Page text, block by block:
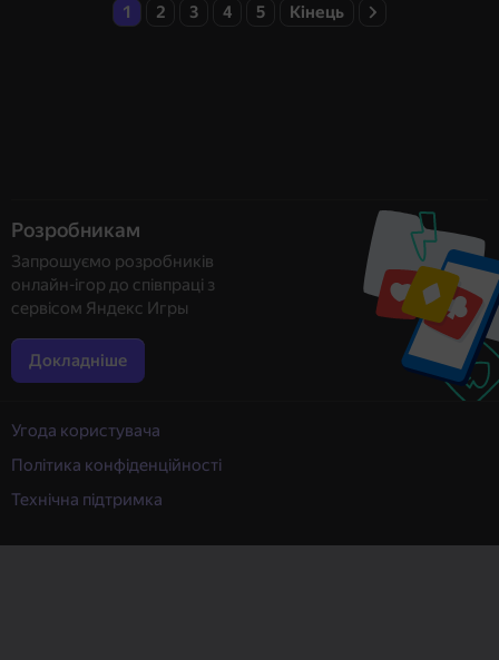
1 2 3 4 5 Кінець
Розробникам
Запрошуємо розробників
онлайн-ігор до співпраці з
сервісом Яндекс Игры
Докладніше
Угода користувача
Політика конфіденційності
Технічна підтримка